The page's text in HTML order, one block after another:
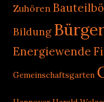
Zuhören
Bildung
Energiewende
Gemeinschaftsgarten